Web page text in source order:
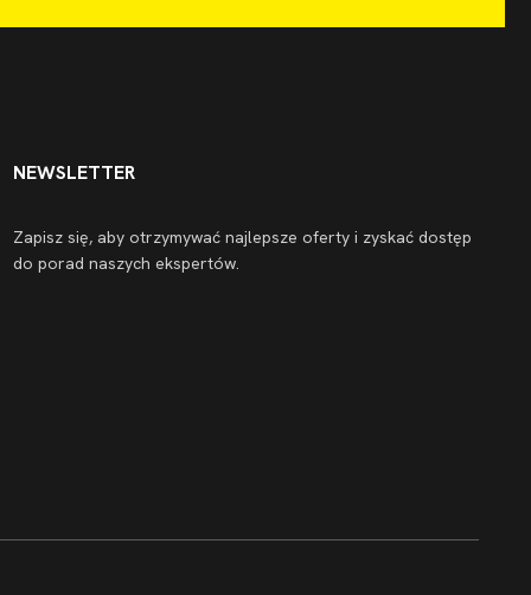
NEWSLETTER
Zapisz się, aby otrzymywać najlepsze oferty i zyskać dostęp
do porad naszych ekspertów.